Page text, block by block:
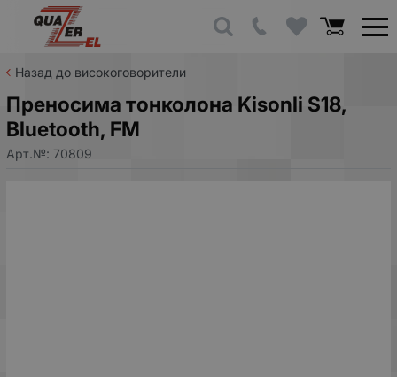
Назад до високоговорители
Преносима тонколона Kisonli S18,
Bluetooth, FM
Арт.№: 70809